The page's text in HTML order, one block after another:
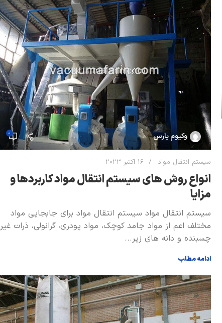
وکیوم پارس 0
سیستم انتقال مواد 16 اکتبر 2023
انواع روش های سیستم انتقال مواد کاربردها و
مزایا
سیستم انتقال مواد سیستم انتقال مواد برای جابجایی مواد
مختلف اعم از مواد جامد کوچک، مواد پودری، گرانولی، ذرات غیر
چسبنده و دانه های زیر...
ادامه مطلب